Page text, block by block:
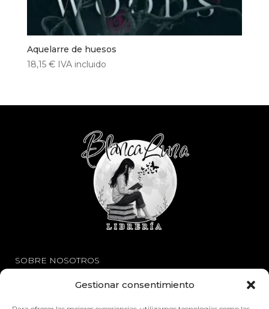
Gestionar consentimiento
Aquelarre de huesos
18,15 € IVA incluido
SOBRE NOSOTROS